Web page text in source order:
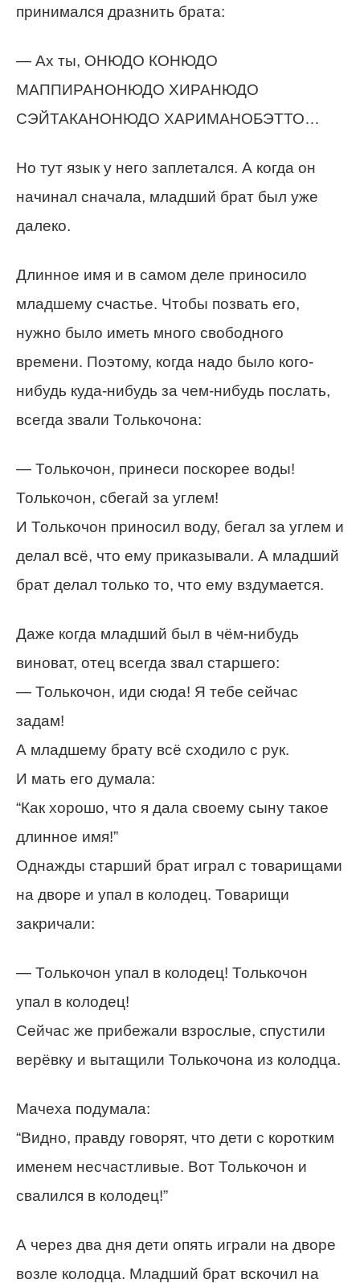
принимался дразнить брата:
— Ах ты, ОНЮДО КОНЮДО
МАППИРАНОНЮДО ХИРАНЮДО
СЭЙТАКАНОНЮДО ХАРИМАНОБЭТТО…
Но тут язык у него заплетался. А когда он
начинал сначала, младший брат был уже
далеко.
Длинное имя и в самом деле приносило
младшему счастье. Чтобы позвать его,
нужно было иметь много свободного
времени. Поэтому, когда надо было кого-
нибудь куда-нибудь за чем-нибудь послать,
всегда звали Толькочона:
— Толькочон, принеси поскорее воды!
Толькочон, сбегай за углем!
И Толькочон приносил воду, бегал за углем и
делал всё, что ему приказывали. А младший
брат делал только то, что ему вздумается.
Даже когда младший был в чём-нибудь
виноват, отец всегда звал старшего:
— Толькочон, иди сюда! Я тебе сейчас
задам!
А младшему брату всё сходило с рук.
И мать его думала:
“Как хорошо, что я дала своему сыну такое
длинное имя!”
Однажды старший брат играл с товарищами
на дворе и упал в колодец. Товарищи
закричали:
— Толькочон упал в колодец! Толькочон
упал в колодец!
Сейчас же прибежали взрослые, спустили
верёвку и вытащили Толькочона из колодца.
Мачеха подумала:
“Видно, правду говорят, что дети с коротким
именем несчастливые. Вот Толькочон и
свалился в колодец!”
А через два дня дети опять играли на дворе
возле колодца. Младший брат вскочил на